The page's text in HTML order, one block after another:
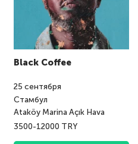
Black Coffee
25 сентября
Стамбул
Ataköy Marina Açık Hava
3500-12000 TRY